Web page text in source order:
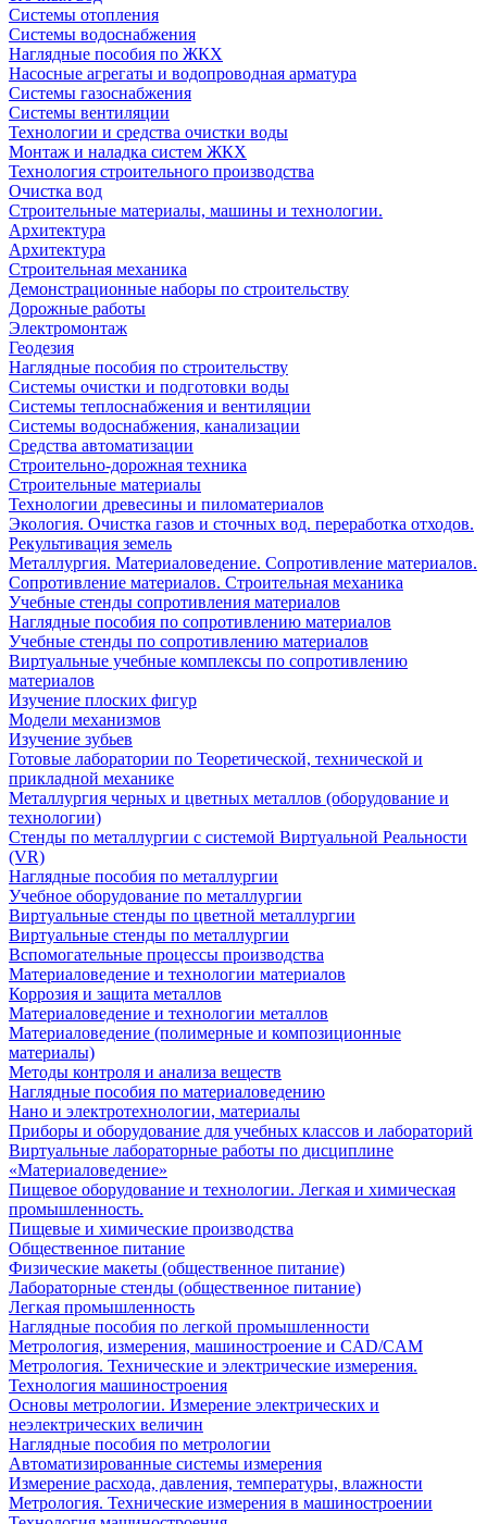
Системы отопления
Системы водоснабжения
Наглядные пособия по ЖКХ
Насосные агрегаты и водопроводная арматура
Системы газоснабжения
Системы вентиляции
Технологии и средства очистки воды
Монтаж и наладка систем ЖКХ
Технология строительного производства
Очистка вод
Строительные материалы, машины и технологии.
Архитектура
Архитектура
Cтроительная механика
Демонстрационные наборы по строительству
Дорожные работы
Электромонтаж
Геодезия
Наглядные пособия по строительству
Системы очистки и подготовки воды
Системы теплоснабжения и вентиляции
Системы водоснабжения, канализации
Средства автоматизации
Строительно-дорожная техника
Строительные материалы
Технологии древесины и пиломатериалов
Экология. Очистка газов и сточных вод. переработка отходов.
Рекультивация земель
Металлургия. Материаловедение. Сопротивление материалов.
Сопротивление материалов. Строительная механика
Учебные стенды сопротивления материалов
Наглядные пособия по сопротивлению материалов
Учебные стенды по сопротивлению материалов
Виртуальные учебные комплексы по сопротивлению
материалов
Изучение плоских фигур
Модели механизмов
Изучение зубьев
Готовые лаборатории по Теоретической, технической и
прикладной механике
Металлургия черных и цветных металлов (оборудование и
технологии)
Cтенды по металлургии с системой Виртуальной Реальности
(VR)
Наглядные пособия по металлургии
Учебное оборудование по металлургии
Виртуальные стенды по цветной металлургии
Виртуальные стенды по металлургии
Вспомогательные процессы производства
Материаловедение и технологии материалов
Коррозия и защита металлов
Материаловедение и технологии металлов
Материаловедение (полимерные и композиционные
материалы)
Методы контроля и анализа веществ
Наглядные пособия по материаловедению
Нано и электротехнологии, материалы
Приборы и оборудование для учебных классов и лабораторий
Виртуальные лабораторные работы по дисциплине
«Материаловедение»
Пищевое оборудование и технологии. Легкая и химическая
промышленность.
Пищевые и химические производства
Общественное питание
Физические макеты (общественное питание)
Лабораторные стенды (общественное питание)
Легкая промышленность
Наглядные пособия по легкой промышленности
Метрология, измерения, машиностроение и CAD/CAM
Метрология. Технические и электрические измерения.
Технология машиностроения
Основы метрологии. Измерение электрических и
неэлектрических величин
Наглядные пособия по метрологии
Автоматизированные системы измерения
Измерение расхода, давления, температуры, влажности
Метрология. Технические измерения в машиностроении